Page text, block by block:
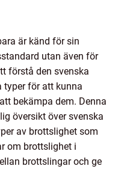
är känd för sin
utan även för
förstå den svenska
typer för att kunna
bekämpa dem. Denna
översikt över svenska
av brottslighet som
om brottslighet i
brottslingar och ge